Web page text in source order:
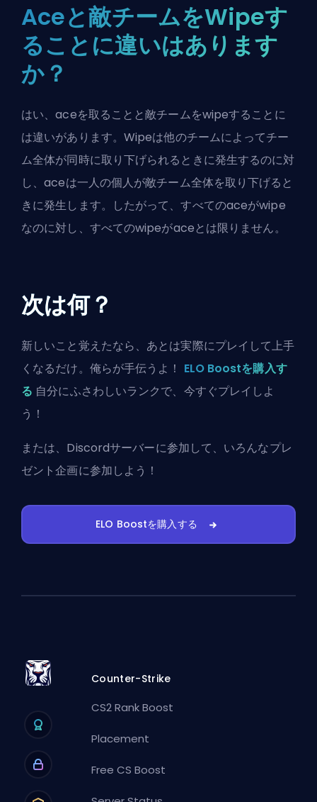
Aceと敵チームをWipeす
ることに違いはあります
か？
はい、aceを取ることと敵チームをwipeすることに
は違いがあります。Wipeは他のチームによってチー
ム全体が同時に取り下げられるときに発生するのに対
し、aceは一人の個人が敵チーム全体を取り下げると
きに発生します。したがって、すべてのaceがwipe
なのに対し、すべてのwipeがaceとは限りません。
次は何？
新しいこと覚えたなら、あとは実際にプレイして上手
くなるだけ。俺らが手伝うよ！ ELO Boostを購入す
る 自分にふさわしいランクで、今すぐプレイしよ
う！
または、 Discordサーバーに参加して、いろんなプレ
ゼント企画に参加しよう！
ELO Boostを購入する
Counter-Strike
CS2 Rank Boost
Placement
Free CS Boost